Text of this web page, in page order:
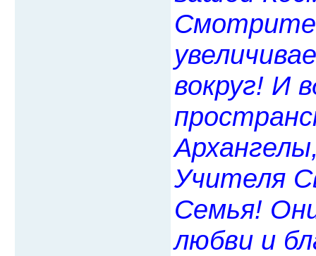
вокруг! И
Учителя
Семья!
любви и